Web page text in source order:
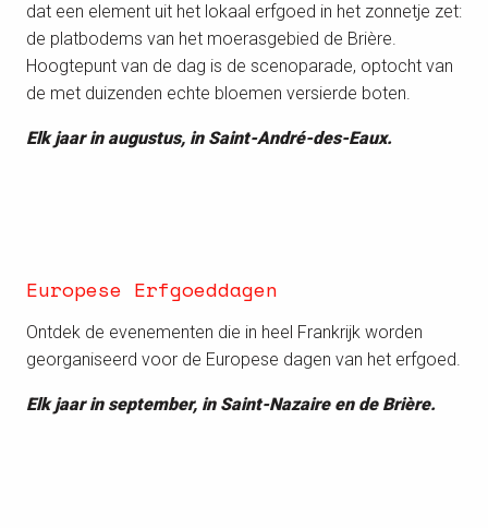
dat een element uit het lokaal erfgoed in het zonnetje zet:
de platbodems van het moerasgebied de Brière.
Hoogtepunt van de dag is de scenoparade, optocht van
de met duizenden echte bloemen versierde boten.
Elk jaar in augustus, in Saint-André-des-Eaux.
Europese Erfgoeddagen
Ontdek de evenementen die in heel Frankrijk worden
georganiseerd voor de Europese dagen van het erfgoed.
Elk jaar in september, in Saint-Nazaire en de Brière.